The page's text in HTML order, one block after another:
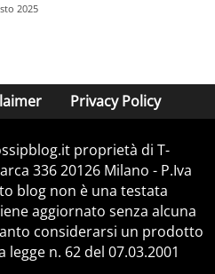
2025
Privacy Policy
proprietà di T-
336 20126 Milano - P.Iva
blog non è una testata
aggiornato senza alcuna
considerarsi un prodotto
n. 62 del 07.03.2001